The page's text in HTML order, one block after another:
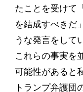
たことを受けて
を結成すべきだ
うな発言をして
これらの事実を
可能性があると
トランプ弁護団